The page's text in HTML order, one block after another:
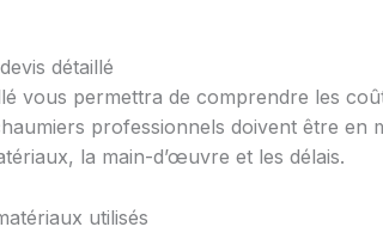
détaillé
vous permettra de comprendre les
professionnels doivent être en
la main-d’œuvre et les délais.
utilisés